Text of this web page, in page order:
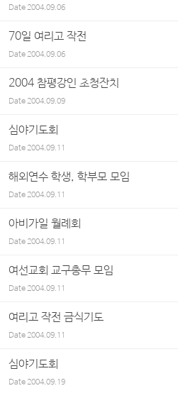
Date2004.09.06
70일 여리고 작전
Date2004.09.06
2004 참평강인 초청잔치
Date2004.09.09
심야기도회
Date2004.09.11
해외연수 학생, 학부모 모임
Date2004.09.11
아비가일 월례회
Date2004.09.11
여선교회 교구총무 모임
Date2004.09.11
여리고 작전 금식기도
Date2004.09.11
심야기도회
Date2004.09.19